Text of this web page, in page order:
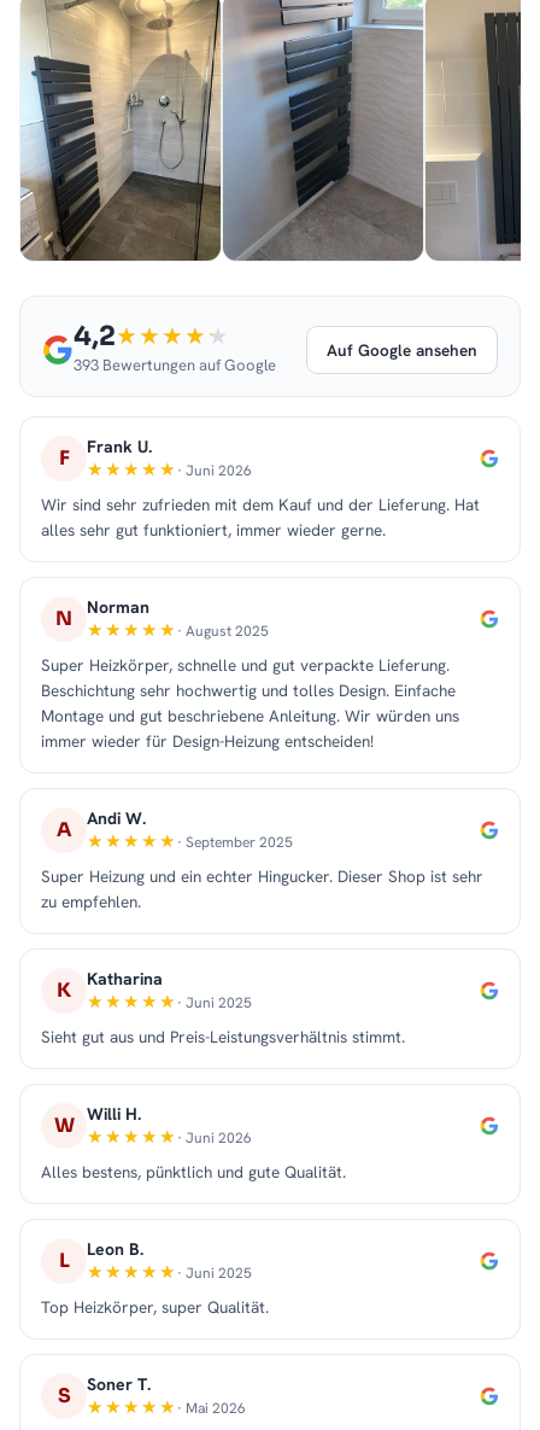
4,2
393 Bewertungen auf Google
Auf Google ansehen
F Frank U.
· Juni 2026
Wir sind sehr zufrieden mit dem Kauf und der Lieferung. Hat
alles sehr gut funktioniert, immer wieder gerne.
N Norman
· August 2025
Super Heizkörper, schnelle und gut verpackte Lieferung.
Beschichtung sehr hochwertig und tolles Design. Einfache
Montage und gut beschriebene Anleitung. Wir würden uns
immer wieder für Design-Heizung entscheiden!
A Andi W.
· September 2025
Super Heizung und ein echter Hingucker. Dieser Shop ist sehr
zu empfehlen.
K Katharina
· Juni 2025
Sieht gut aus und Preis-Leistungsverhältnis stimmt.
W Willi H.
· Juni 2026
Alles bestens, pünktlich und gute Qualität.
L Leon B.
· Juni 2025
Top Heizkörper, super Qualität.
S Soner T.
· Mai 2026